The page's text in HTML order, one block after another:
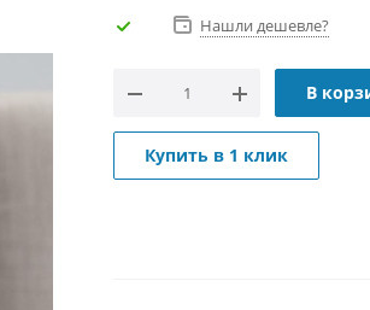
Нашли дешевле?
В
Купить в 1 клик